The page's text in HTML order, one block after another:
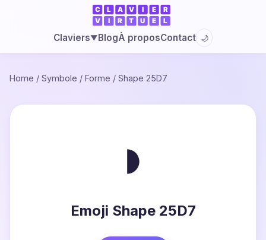
Claviers▼BlogÀ proposContact 🌙
Home / Symbole / Forme / Shape 25D7
◗
Emoji Shape 25D7